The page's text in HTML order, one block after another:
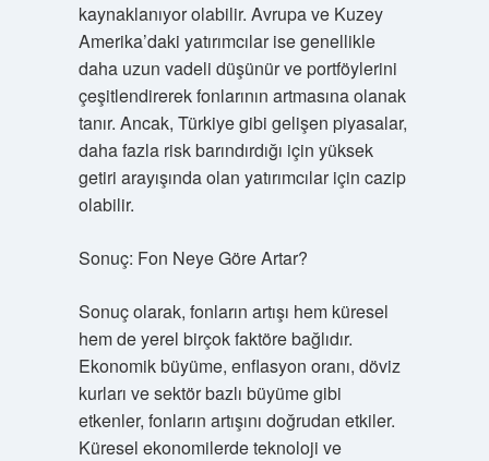
kaynaklanıyor olabilir. Avrupa ve Kuzey
Amerika’daki yatırımcılar ise genellikle
daha uzun vadeli düşünür ve portföylerini
çeşitlendirerek fonlarının artmasına olanak
tanır. Ancak, Türkiye gibi gelişen piyasalar,
daha fazla risk barındırdığı için yüksek
getiri arayışında olan yatırımcılar için cazip
olabilir.
Sonuç: Fon Neye Göre Artar?
Sonuç olarak, fonların artışı hem küresel
hem de yerel birçok faktöre bağlıdır.
Ekonomik büyüme, enflasyon oranı, döviz
kurları ve sektör bazlı büyüme gibi
etkenler, fonların artışını doğrudan etkiler.
Küresel ekonomilerde teknoloji ve